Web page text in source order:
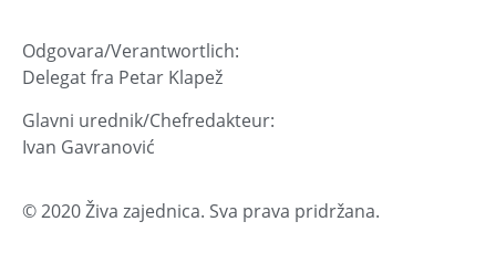
Odgovara/Verantwortlich:
Delegat fra Petar Klapež
Glavni urednik/Chefredakteur:
Ivan Gavranović
© 2020 Živa zajednica. Sva prava pridržana.